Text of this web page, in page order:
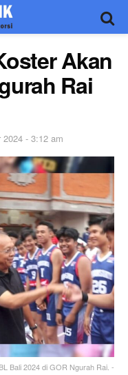
Akan
Rai
2024 - 3:12 am
Bali 2024 di GOR Ngurah Rai. -